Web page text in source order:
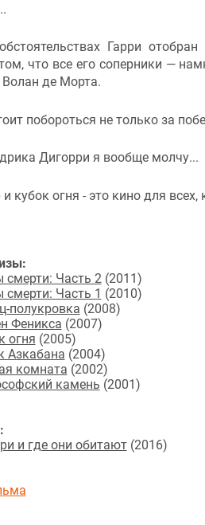
Гарри
что все его соперники —
де Морта.
побороться не только за
Дигорри я вообще молчу...
кубок огня - это кино для всех,
смерти: Часть 2 (2011)
смерти: Часть 1 (2010)
полукровка (2008)
Феникса (2007)
огня (2005)
Азкабана (2004)
комната (2002)
камень (2001)
и где они обитают(2016)